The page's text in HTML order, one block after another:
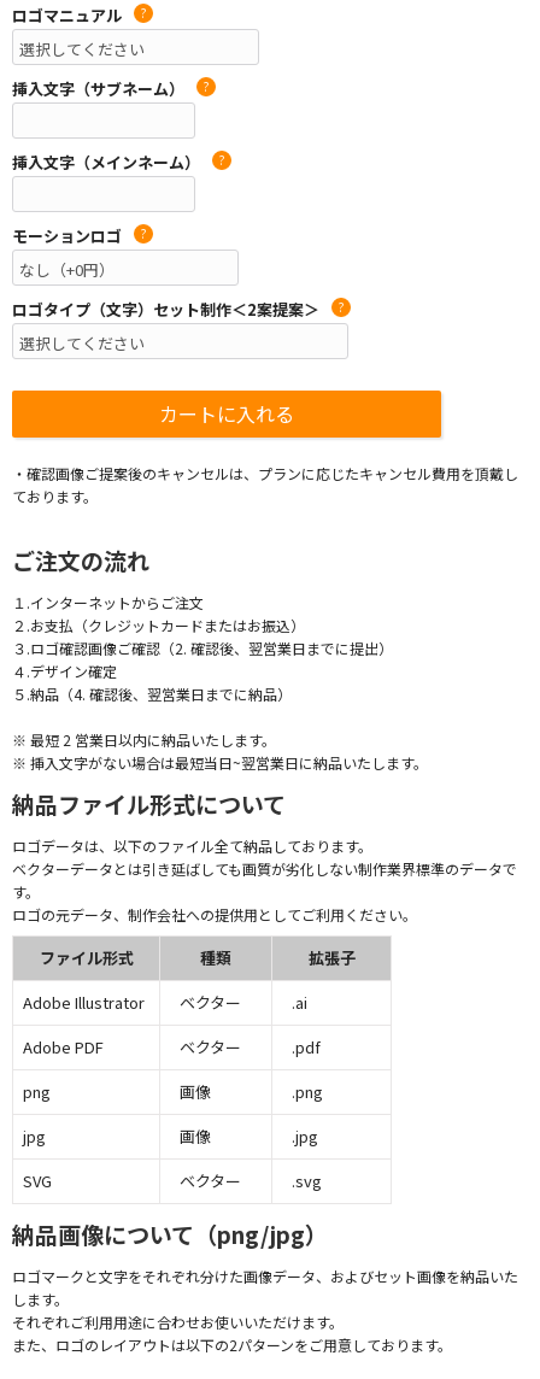
ロゴマニュアル ?
挿入文字（サブネーム） ?
挿入文字（メインネーム） ?
モーションロゴ ?
ロゴタイプ（文字）セット制作＜2案提案＞ ?
・確認画像ご提案後のキャンセルは、プランに応じたキャンセル費用を頂戴し
ております。
ご注文の流れ
１.インターネットからご注文
２.お支払（クレジットカードまたはお振込）
３.ロゴ確認画像ご確認（2. 確認後、翌営業日までに提出）
４.デザイン確定
５.納品（4. 確認後、翌営業日までに納品）
※ 最短 2 営業日以内に納品いたします。
※ 挿入文字がない場合は最短当日~翌営業日に納品いたします。
納品ファイル形式について
ロゴデータは、以下のファイル全て納品しております。
ベクターデータとは引き延ばしても画質が劣化しない制作業界標準のデータで
す。
ロゴの元データ、制作会社への提供用としてご利用ください。
ファイル形式 種類
拡張子
Adobe Illustrator
ベクター
.ai
Adobe PDF
ベクター
.pdf
png
画像
.png
jpg
画像
.jpg
SVG
ベクター .svg
納品画像について（png/jpg）
ロゴマークと文字をそれぞれ分けた画像データ、およびセット画像を納品いた
します。
それぞれご利用用途に合わせお使いいただけます。
また、ロゴのレイアウトは以下の2パターンをご用意しております。